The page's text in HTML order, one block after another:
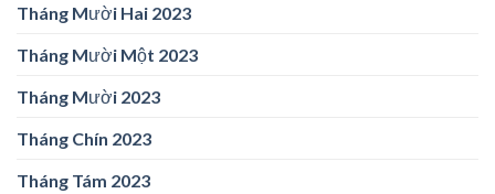
Tháng Mười Hai 2023
Tháng Mười Một 2023
Tháng Mười 2023
Tháng Chín 2023
Tháng Tám 2023